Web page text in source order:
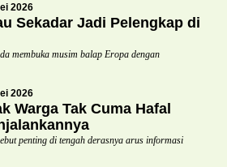
2026
Sekadar Jadi Pelengkap di
membuka musim balap Eropa dengan
2026
Warga Tak Cuma Hafal
penting di tengah derasnya arus informasi